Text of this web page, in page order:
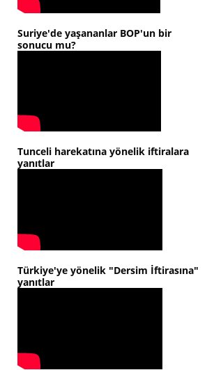
Suriye'de yaşananlar BOP'un bir
sonucu mu?
Tunceli harekatına yönelik iftiralara
yanıtlar
Türkiye'ye yönelik "Dersim İftirasına"
yanıtlar